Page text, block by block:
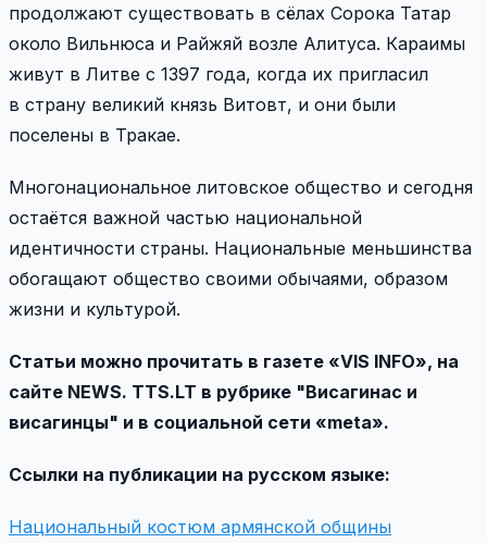
продолжают существовать в сёлах Сорока Татар
около Вильнюса и Райжяй возле Алитуса. Караимы
живут в Литве с 1397 года, когда их пригласил
в страну великий князь Витовт, и они были
поселены в Тракае.
Многонациональное литовское общество и сегодня
остаётся важной частью национальной
идентичности страны. Национальные меньшинства
обогащают общество своими обычаями, образом
жизни и культурой.
Статьи можно прочитать в газете «VIS INFO», на
сайте NEWS. TTS.LT в рубрике "Висагинас и
висагинцы" и в социальной сети «meta».
Ссылки на публикации на русском языке:
Национальный костюм армянской общины